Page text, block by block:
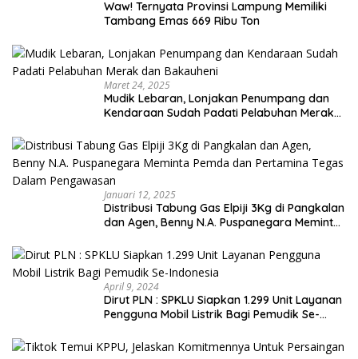
Waw! Ternyata Provinsi Lampung Memiliki
Tambang Emas 669 Ribu Ton
Maret 24, 2025
Mudik Lebaran, Lonjakan Penumpang dan
Kendaraan Sudah Padati Pelabuhan Merak
Januari 12, 2025
Distribusi Tabung Gas Elpiji 3Kg di Pangkalan
dan Agen, Benny N.A. Puspanegara Meminta
Pengawasan
April 9, 2024
Dirut PLN : SPKLU Siapkan 1.299 Unit Layanan
Pengguna Mobil Listrik Bagi Pemudik Se-